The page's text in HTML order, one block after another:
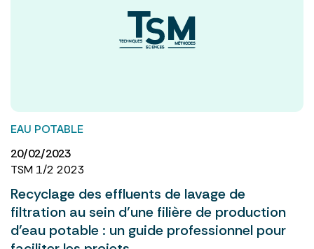
EAU POTABLE
20/02/2023
TSM 1/2 2023
Recyclage des effluents de lavage de
filtration au sein d’une filière de production
d’eau potable : un guide professionnel pour